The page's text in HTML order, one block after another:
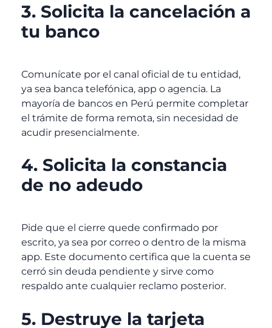
3. Solicita la cancelación a
tu banco
Comunícate por el canal oficial de tu entidad,
ya sea banca telefónica, app o agencia. La
mayoría de bancos en Perú permite completar
el trámite de forma remota, sin necesidad de
acudir presencialmente.
4. Solicita la constancia
de no adeudo
Pide que el cierre quede confirmado por
escrito, ya sea por correo o dentro de la misma
app. Este documento certifica que la cuenta se
cerró sin deuda pendiente y sirve como
respaldo ante cualquier reclamo posterior.
5. Destruye la tarjeta